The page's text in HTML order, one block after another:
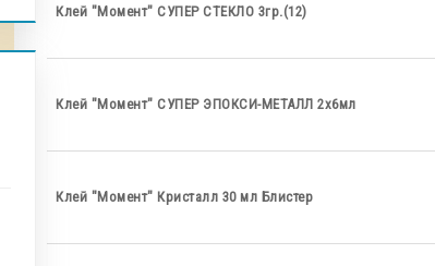
Клей "Момент" СУПЕР СТЕКЛО 3гр.(12)
Клей "Момент" СУПЕР ЭПОКСИ-МЕТАЛЛ 2х6мл
Клей "Момент" Кристалл 30 мл Блистер